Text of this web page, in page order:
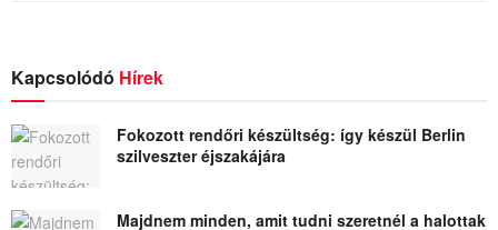
Kapcsolódó Hírek
Fokozott rendőri készültség: így készül Berlin
szilveszter éjszakájára
Majdnem minden, amit tudni szeretnél a halottak